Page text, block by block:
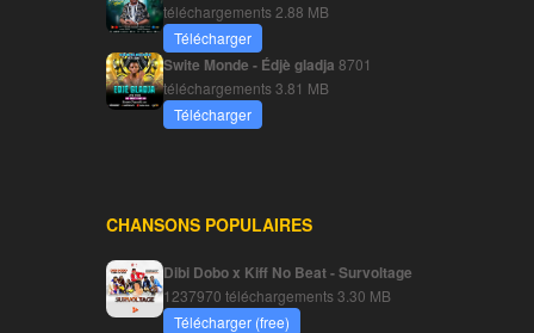
téléchargements 2.88 MB
Télécharger
Swite Monde - Édjè gladja 8701
téléchargements3.81 MB
Télécharger
CHANSONS POPULAIRES
Dibi Dobo x Kiff No Beat - Survoltage
1237970 téléchargements3.30 MB
Télécharger (free)